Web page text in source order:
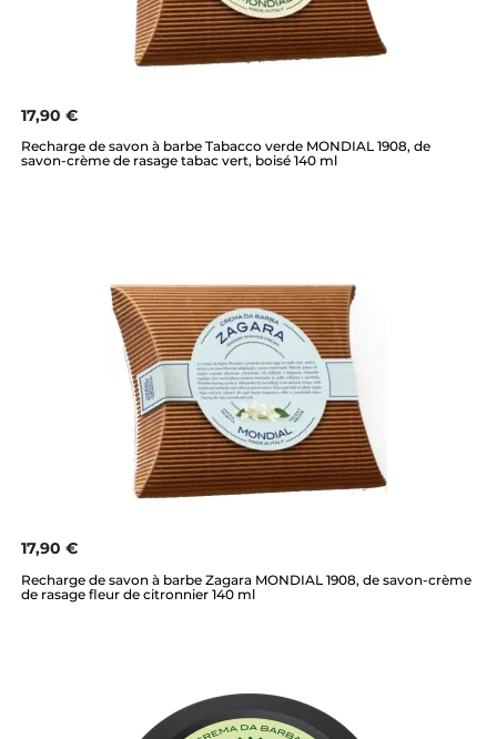
17,90 €
Recharge de savon à barbe Tabacco verde MONDIAL 1908, de
savon-crème de rasage tabac vert, boisé 140 ml
17,90 €
Recharge de savon à barbe Zagara MONDIAL 1908, de savon-crème
de rasage fleur de citronnier 140 ml